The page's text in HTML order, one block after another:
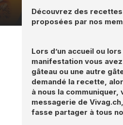
Découvrez des
proposées par nos
Lors d’un accueil ou lors
manifestation vous
gâteau ou une autre
demandé la recette,
à nous la communiquer,
messagerie de
fasse partager à tous